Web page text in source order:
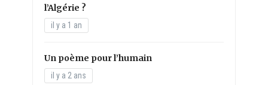
l’Algérie ?
il y a 1 an
Un poème pour l’humain
il y a 2 ans